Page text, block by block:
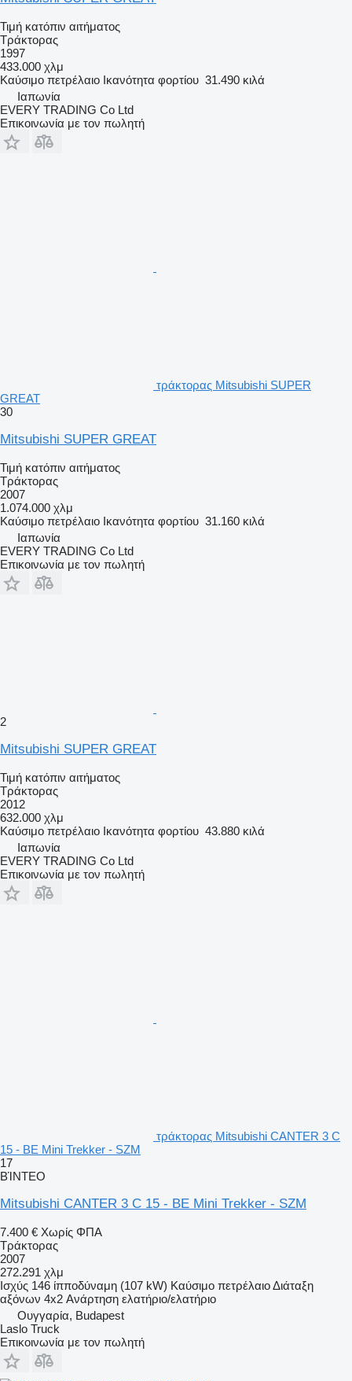
Τιμή κατόπιν αιτήματος
Τράκτορας
1997
433.000 χλμ
Καύσιμο πετρέλαιο Ικανότητα φορτίου 31.490 κιλά
Ιαπωνία
EVERY TRADING Co Ltd
Επικοινωνία με τον πωλητή
τράκτορας Mitsubishi SUPER
GREAT
30
Mitsubishi SUPER GREAT
Τιμή κατόπιν αιτήματος
Τράκτορας
2007
1.074.000 χλμ
Καύσιμο πετρέλαιο Ικανότητα φορτίου 31.160 κιλά
Ιαπωνία
EVERY TRADING Co Ltd
Επικοινωνία με τον πωλητή
2
Mitsubishi SUPER GREAT
Τιμή κατόπιν αιτήματος
Τράκτορας
2012
632.000 χλμ
Καύσιμο πετρέλαιο Ικανότητα φορτίου 43.880 κιλά
Ιαπωνία
EVERY TRADING Co Ltd
Επικοινωνία με τον πωλητή
τράκτορας Mitsubishi CANTER 3 C
15 - BE Mini Trekker - SZM
17
ΒΊΝΤΕΟ
Mitsubishi CANTER 3 C 15 - BE Mini Trekker - SZM
7.400 € Χωρίς ΦΠΑ
Τράκτορας
2007
272.291 χλμ
Ισχύς 146 ίπποδύναμη (107 kW) Καύσιμο πετρέλαιοΔιάταξη
αξόνων 4x2 Ανάρτηση ελατήριο/ελατήριο
Ουγγαρία, Budapest
Laslo Truck
Επικοινωνία με τον πωλητή